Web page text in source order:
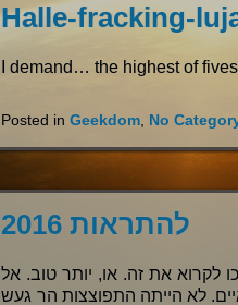
Halle-fracking-
I demand… the highest of
Posted inGeekdom No
להתראות 2016
לקרוא את זה. או, יותר טוב. אל
לא הייתה התפוצצות הר געש